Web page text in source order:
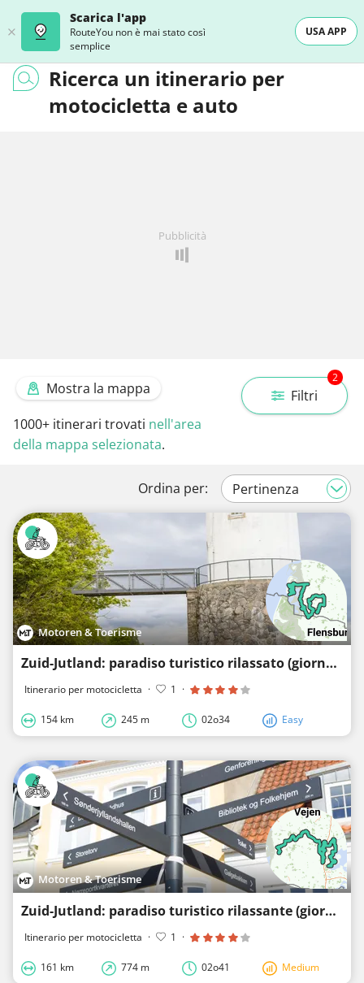
Scarica l'app
RouteYou non è mai stato così
semplice
USA APP
Ricerca un itinerario per
motocicletta e auto
Pubblicità
Filtri
2
Mostra la mappa
1000+ itinerari trovati nell'area
della mappa selezionata.
Ordina per:
Motoren & Toerisme
Zuid-Jutland: paradiso turistico rilassato (giorno 2)
Itinerario per motocicletta · 1 ·
154 km 245 m 02o34 Easy
Motoren & Toerisme
Zuid-Jutland: paradiso turistico rilassante (giorno 1)
Itinerario per motocicletta · 1 ·
161 km 774 m 02o41 Medium